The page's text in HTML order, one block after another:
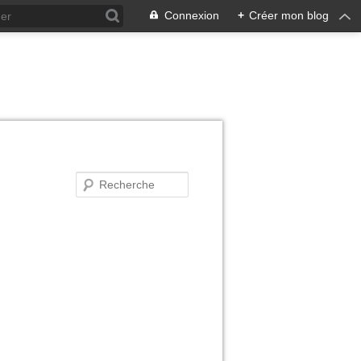
Connexion + Créer mon blog